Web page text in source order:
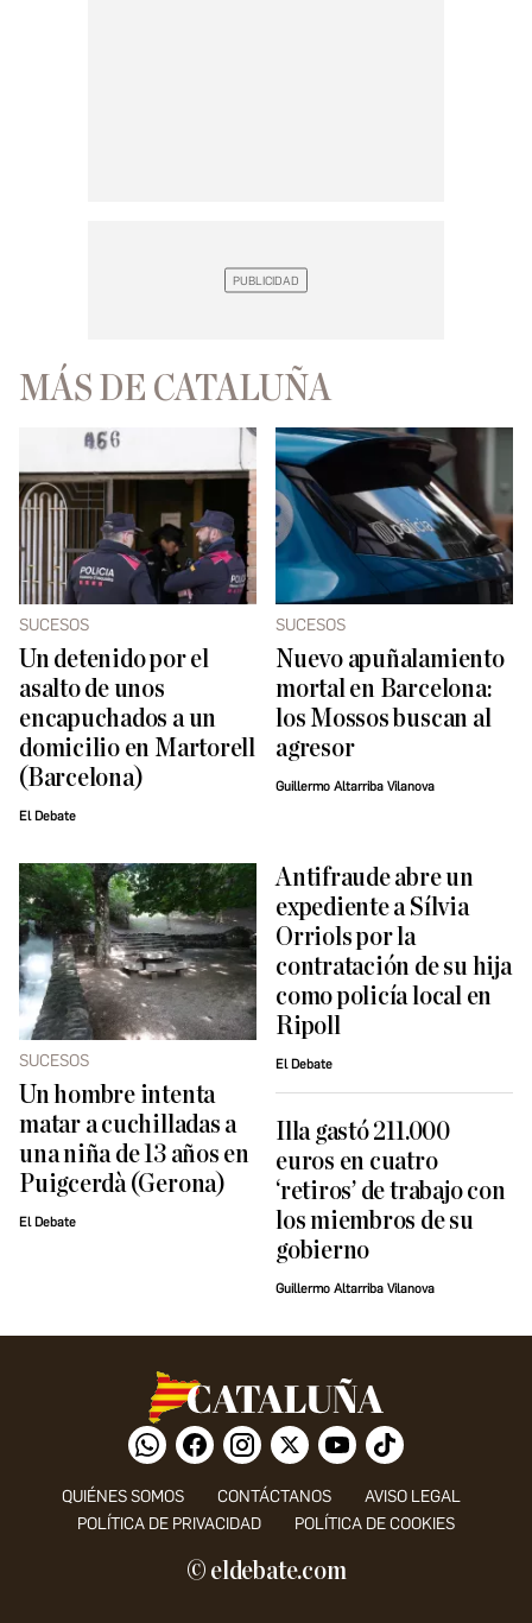
MÁS DE CATALUÑA
SUCESOS
Un detenido por el
asalto de unos
encapuchados a un
domicilio en Martorell
(Barcelona)
El Debate
SUCESOS
Nuevo apuñalamiento
mortal en Barcelona:
los Mossos buscan al
agresor
Guillermo Altarriba Vilanova
SUCESOS
Un hombre intenta
matar a cuchilladas a
una niña de 13 años en
Puigcerdà (Gerona)
El Debate
Antifraude abre un
expediente a Sílvia
Orriols por la
contratación de su hija
como policía local en
Ripoll
El Debate
Illa gastó 211.000
euros en cuatro
‘retiros’ de trabajo con
los miembros de su
gobierno
Guillermo Altarriba Vilanova
QUIÉNES SOMOS CONTÁCTANOS
AVISO LEGAL
POLÍTICA DE PRIVACIDAD
POLÍTICA DE COOKIES
© eldebate.com